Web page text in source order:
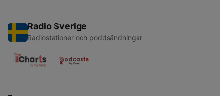
Radio Sverige
Radiostationer och poddsändningar